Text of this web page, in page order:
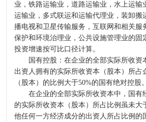
业，铁路运输业，道路运输业，水上运输
运输业，多式联运和运输代理业，装卸搬
播电视和卫星传输服务，互联网和相关服
保护和环境治理业，公共设施管理业的固
投资增速按可比口径计算。
国有控股：在企业的全部实际所收资
出资人拥有的实际所收资本（股本）所占
（股本）的比例大于50%的国有绝对控股。
在企业的全部实际所收资本中，国有
的实际所收资本（股本）所占比例虽未大
他任何一方经济成分的出资人所占比例的